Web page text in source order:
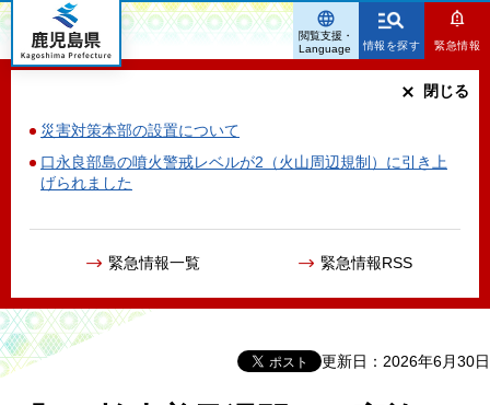
鹿児島県
情報を探す 緊急情報
災害対策本部の設置について
口永良部島の噴火警戒レベルが2（火山周辺規制）に引き上
げられました
緊急情報一覧 緊急情報RSS
閉じる
閲覧支援・
Language
更新日：2026年6月30日